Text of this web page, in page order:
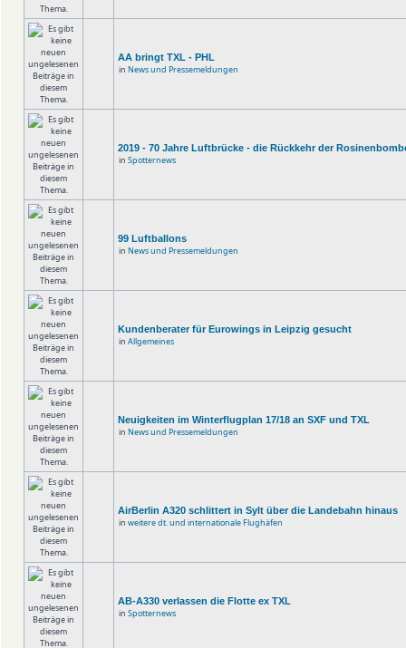
AA bringt TXL - PHL
in News und Pressemeldungen
2019 - 70 Jahre Luftbrücke - die Rückkehr der
in Spotternews
99 Luftballons
in News und Pressemeldungen
Kundenberater für Eurowings in Leipzig gesucht
in Allgemeines
Neuigkeiten im Winterflugplan 17/18 an SXF und TXL
in News und Pressemeldungen
AirBerlin A320 schlittert in Sylt über die Landebahn hinaus
in weitere dt. und internationale Flughäfen
AB-A330 verlassen die Flotte ex TXL
in Spotternews